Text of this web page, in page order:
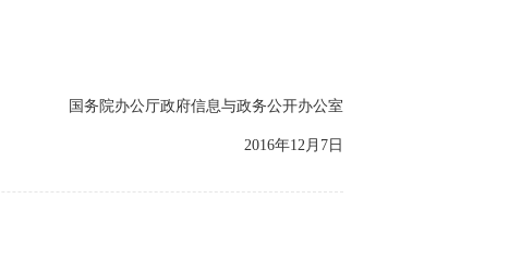
国务院办公厅政府信息与政务公开办公室
2016年12月7日